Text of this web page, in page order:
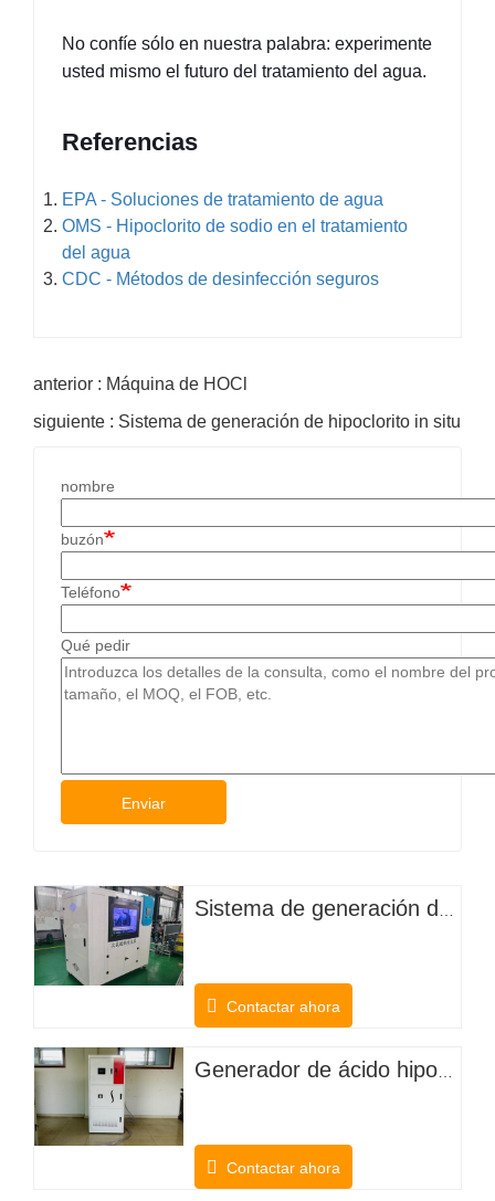
No confíe sólo en nuestra palabra: experimente
usted mismo el futuro del tratamiento del agua.
Referencias
EPA - Soluciones de tratamiento de agua
OMS - Hipoclorito de sodio en el tratamiento
del agua
CDC - Métodos de desinfección seguros
anterior : Máquina de HOCl
siguiente : Sistema de generación de hipoclorito in situ
nombre
buzón
Teléfono
Qué pedir
Enviar
Contactar ahora
Contactar ahora